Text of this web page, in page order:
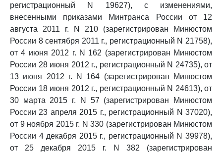
регистрационный N 19627), с изменениями,
внесенными приказами Минтранса России от 12
августа 2011 г. N 210 (зарегистрирован Минюстом
России 8 сентября 2011 г., регистрационный N 21758),
от 4 июня 2012 г. N 162 (зарегистрирован Минюстом
России 28 июня 2012 г., регистрационный N 24735), от
13 июня 2012 г. N 164 (зарегистрирован Минюстом
России 18 июня 2012 г., регистрационный N 24613), от
30 марта 2015 г. N 57 (зарегистрирован Минюстом
России 23 апреля 2015 г., регистрационный N 37020),
от 9 ноября 2015 г. N 330 (зарегистрирован Минюстом
России 4 декабря 2015 г., регистрационный N 39978),
от 25 декабря 2015 г. N 382 (зарегистрирован